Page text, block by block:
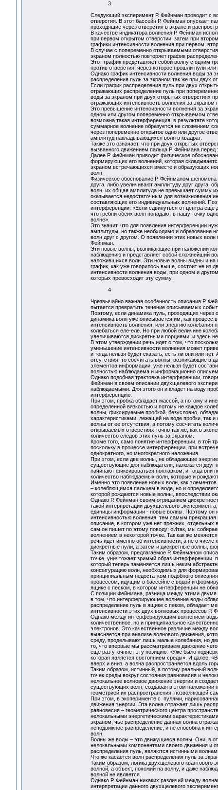
3
Следующий эксперимент Р. Фейнман проводит с
отверстия. В этот бассейн Р. Фейнман опускает
проходящие через отверстия в экране и
В качестве индикатора волнения Р. Фейнман
при первом открытом отверстии, затем при
графики интенсивности волнения при первом,
В случае с попеременно открываемыми
экраном полностью повторяет график
Этот график представляет собой волну с одним
против отверстия, через которое прошли пули
Однако график интенсивности волнения воды за
распределения пуль за экраном так же при двух
Если график распределения пуль при двух
отражающих распределение пуль при
воды за экраном при двух открытых отверстиях
отражающих интенсивность волнения за
Это превышение интенсивности волнения за
одном или другом попеременно открываемом
возможна такая интерференция, в результате
суммарное волнение образуется не сложением
через попеременно открытое одно или другое
амплитуд накладывающихся волн в квадрат.
Также это означает, что при двух открытых
вызванного движением пальца Р. Фейнмана перед
Далее Р. Фейнман приводит физическое
формирующих его волнений, которая
экраном встречающихся вместе и образующих
волн.
Физическое обоснование Р. Фейнманом феномена
друга, либо увеличивают амплитуду друг друга,
волн, их общая амплитуда не превышает сумму
оказывается недостаточным для возникновения
составляющих его индивидуальных волнений.
интерференции: «Если сдвинуться от центра еще
что гребни обеих волн попадают в нашу точку
волне».
Это значит, что для появления интерференции
амплитуды, но также необходимо и образование
волн друг с другом. О появлении этих новых
Фейнман.
Эти новые волны, возникающие при наложении
наблюдению и представляет собой сложнейший
наложившихся волн. Эти новые волны видны и на
график, как уже говорилось выше, состоит не из
интенсивности волнения воды, при одном и
которых превосходит эту сумму.
4
Чрезвычайно важная особенность описания Р.
пытается превратить течение описываемых
Поэтому, если динамика пуль, проходящих через
динамика волн уже описывается им, как
интенсивность волнения, или энергию колебания
колебаться еле-еле. Но при любой величине
увеличиваются дискретными порциями, и здесь
В этом утверждении речь идет о том, что
уменьшение интенсивности волнения может
и тогда нельзя будет сказать, есть ли они или
отсутствия, то сосчитать волны, возникающие в
элементов информации, уже нельзя будет
полностью наблюдаема и информационно
Однако подобная трактовка интерференции,
Фейнман в своем описании двухщелевого
наблюдаемыми. Для этого он и кладет на воду
интерференцию.
При этом, пробка обладает массой, а потому и
определенной вязкостью и потому не каждое
волны, фиксируемые пробкой, безусловно,
характеристиками, лежащей на воде пробки, так
волны от ее отсутствия, а потому сосчитать
открываемых отверстиях точно так же, как в
количество следов этих пуль за экраном.
Кроме того, само понятие интерференции, в той
поскольку в процессе интерференции, при
однократного, но многократного наложения.
При этом, если две волны, не обладающие
существующие для наблюдателя, наложатся друг
начинают фиксироваться поплавком, и тогда они
количество наблюдаемых волн, которые и
Именно это появление новых волн, как
– колеблющимся пальцем в воде, но и
которой рождаются новые волны, впоследствии
Однако Р. Фейнман своим отрицанием
такой интерпретации двухщелевого
единицы информации - новые волны. Поэтому он
интенсивностью волнения, тем самым
описание, в котором уже нет прежних,
сам он пишет по этому поводу: «Итак, мы
волнением в некоторой точке. Так как же
речь идет именно об интенсивности, а не о
дискретные пули, а затем и дискретные
Таким образом, предлагаемое Р. Фейнманом
точке, уничтожает зримый образ
который теперь заменяется лишь неким
конфигурацию волн, необходимых для
принципиальным недостатком подобного
процессом, идущим в бассейне с водой и
ящике с песком, в котором интерференции не
С позиции Фейнмана, разница между этими
в том, что интерферирующее волнение воды
распределение пуль в ящике с пеком, обладает
интенсивности этих двух волновых процессов Р.
Однако между интерферирующим волнением
количественное, но и принципиальное
электронов. Это качественное различие между
выясняется при анализе волнового движения,
среду, проделывают лишь малые колебания, но
то, что впервые мы рассматриваем движение
еще раз уточняет эту позицию: «Уже было
которая является состоянием среды». И далее:
вверх и вниз, а волна распространяется вдоль
Таким образом, истинный, а потому реальный
точек среды вокруг состояния равновесия и
нелокальное волновое движение энергии и
существующих волн, создавая в этом наложении
геометрией их распространения, позволяющей
При этом, в эксперименте с пулями,
движения энергии. Эта волна отражает лишь
равновесия – геометрического центра
нелокальными энергетическими
экраном, чье распределение данная волна
неподвижное распределение, и не способна к
волн.
Волны же воды – это движущиеся волны. Они, в
нелокальными компонентами своего движения и
распределения пуль, являются истинными
Что же касается волн распределения пуль за
Таким образом, логика двухщелевого квантового
волной, а объект, похожий на волну, и даже
волной не является.
Однако Р. Фейнман никаких различий между
интерпретации данного двухщелевого